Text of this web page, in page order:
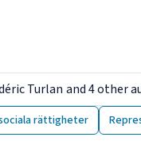
Turlan and 4 other
rättigheter